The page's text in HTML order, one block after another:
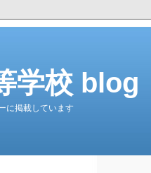
学校 blog
に掲載しています